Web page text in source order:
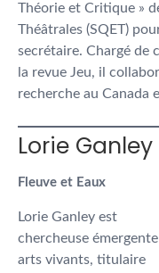
Théorie et Critique »
Théâtrales (SQET)
secrétaire. Chargé de
la revue Jeu, il
recherche au Canada
Lorie Ganley
Fleuve et Eaux
Lorie Ganley est
chercheuse
arts vivants, titulaire